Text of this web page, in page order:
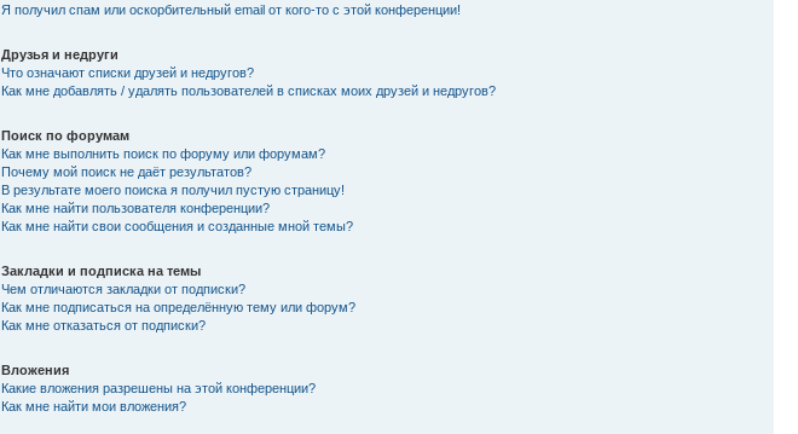
Я получил спам или оскорбительный email от кого-то с этой конференции!
Друзья и недруги
Что означают списки друзей и недругов?
Как мне добавлять / удалять пользователей в списках моих друзей и недругов?
Поиск по форумам
Как мне выполнить поиск по форуму или форумам?
Почему мой поиск не даёт результатов?
В результате моего поиска я получил пустую страницу!
Как мне найти пользователя конференции?
Как мне найти свои сообщения и созданные мной темы?
Закладки и подписка на темы
Чем отличаются закладки от подписки?
Как мне подписаться на определённую тему или форум?
Как мне отказаться от подписки?
Вложения
Какие вложения разрешены на этой конференции?
Как мне найти мои вложения?